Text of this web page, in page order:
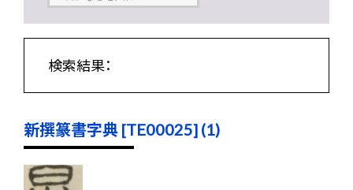
検索結果：
新撰篆書字典 [TE00025] (1)